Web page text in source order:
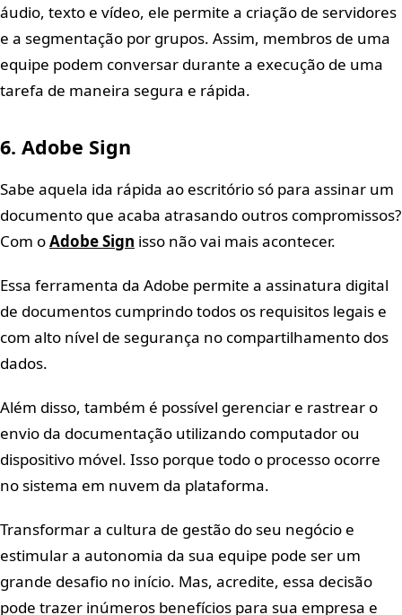
áudio, texto e vídeo, ele permite a criação de servidores
e a segmentação por grupos. Assim, membros de uma
equipe podem conversar durante a execução de uma
tarefa de maneira segura e rápida.
6. Adobe Sign
Sabe aquela ida rápida ao escritório só para assinar um
documento que acaba atrasando outros compromissos?
Com oAdobe Sign isso não vai mais acontecer.
Essa ferramenta da Adobe permite a assinatura digital
de documentos cumprindo todos os requisitos legais e
com alto nível de segurança no compartilhamento dos
dados.
Além disso, também é possível gerenciar e rastrear o
envio da documentação utilizando computador ou
dispositivo móvel. Isso porque todo o processo ocorre
no sistema em nuvem da plataforma.
Transformar a cultura de gestão do seu negócio e
estimular a autonomia da sua equipe pode ser um
grande desafio no início. Mas, acredite, essa decisão
pode trazer inúmeros benefícios para sua empresa e